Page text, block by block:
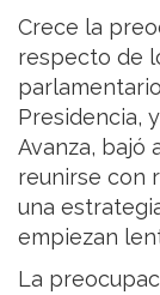
Crece la
respecto de
Presidencia,
Avanza, bajó
reunirse con
una
empiezan
La